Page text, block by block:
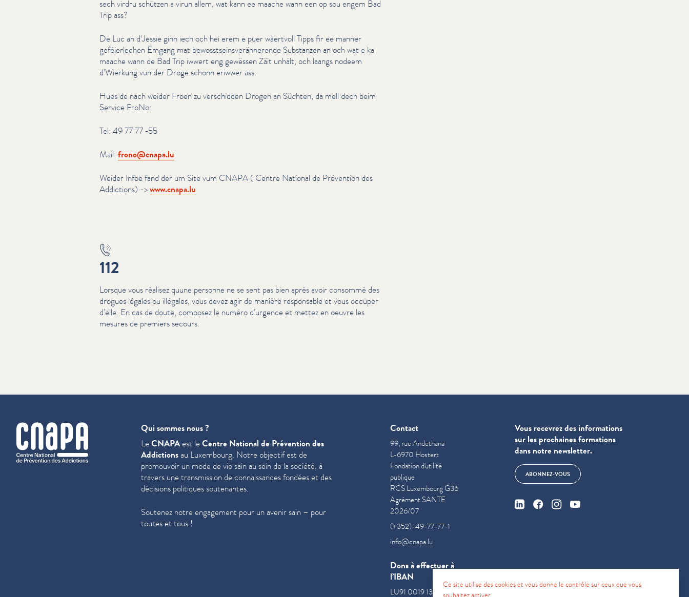
sech virdru schützen a virun allem, wat kann ee maache wann een op sou engem Bad
Trip ass?
De Luc an d‘Jessie ginn iech och hei erëm e puer wäertvoll Tipps fir ee manner
geféier­lechen Ëmgang mat bewosst­seinsverän­nerende Substanzen an och wat e ka
maache wann de Bad Trip iwwert eng gewëssen Zäit unhält, och laangs nodeem
d’Wierkung vun der Droge schonn eriwwer ass.
Hues de nach weider Froen zu verschidden Drogen an Süchten, da mell dech beim
Service FroNo:
Tel: 49 77 77 ‑55
Mail: frono@​cnapa.​lu
Weider Infoe fand der um Site vum CNAPA ( Centre National de Prévention des
Addictions) ->www​.cnapa​.lu
112
Lorsque vous réalisez quune personne ne se sent pas bien après avoir consommé des
drogues légales ou illégales, vous devez agir de manière responsable et vous occuper
d’elle. En cas de doute, composez le numéro d’urgence et mettez en oeuvre les
mesures de premiers secours.
cnapa
Qui sommes nous ?
LeCNAPAest leCentre National de Prévention des
Addictionsau Luxembourg. Notre objectif est de
promouvoir un mode de vie sain au sein de la société, à
travers une trans­mis­sion de con­nais­sances fondées et des
décisions politiques soutenantes.
Soutenez notre engagement pour un avenir sain – pour
toutes et tous !
Contact
99, rue Andethana
L-6970 Hostert
Fondation d'utilité
publique
RCS Luxembourg G36
Agrément SANTE
2026/07
(+352)-49-77-77-1
info@cnapa.lu
Dons à effectuer à
l’IBAN
LU91 0019 1300 0854
Vous recevrez des informations
sur les prochaines formations
dans notre newsletter.
ABONNEZ-VOUS
Ce site utilise des cookies et vous donne le contrôle sur ceux que vous
souhaitez activer